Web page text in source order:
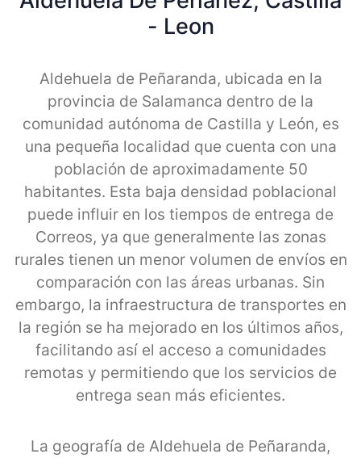
- Leon
Aldehuela de Peñaranda, ubicada en la
provincia de Salamanca dentro de la
comunidad autónoma de Castilla y León, es
una pequeña localidad que cuenta con una
población de aproximadamente 50
habitantes. Esta baja densidad poblacional
puede influir en los tiempos de entrega de
Correos, ya que generalmente las zonas
rurales tienen un menor volumen de envíos en
comparación con las áreas urbanas. Sin
embargo, la infraestructura de transportes en
la región se ha mejorado en los últimos años,
facilitando así el acceso a comunidades
remotas y permitiendo que los servicios de
entrega sean más eficientes.
La geografía de Aldehuela de Peñaranda,